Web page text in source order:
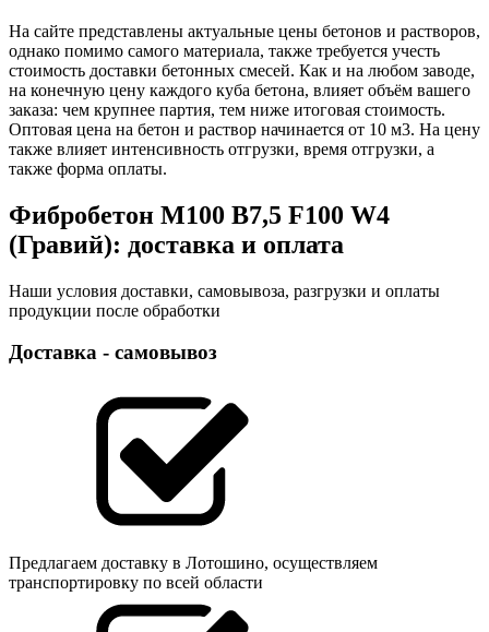
На сайте представлены актуальные цены бетонов и растворов,
однако помимо самого материала, также требуется учесть
стоимость доставки бетонных смесей. Как и на любом заводе,
на конечную цену каждого куба бетона, влияет объём вашего
заказа: чем крупнее партия, тем ниже итоговая стоимость.
Оптовая цена на бетон и раствор начинается от 10 м3. На цену
также влияет интенсивность отгрузки, время отгрузки, а
также форма оплаты.
Фибробетон М100 B7,5 F100 W4
(Гравий): доставка и оплата
Наши условия доставки, самовывоза, разгрузки и оплаты
продукции после обработки
Доставка - самовывоз
Предлагаем доставку в Лотошино, осуществляем
транспортировку по всей области